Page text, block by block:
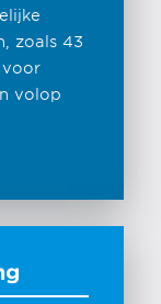
zoals 43
voor
volop